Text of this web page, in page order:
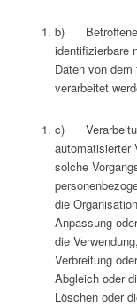
b) Betroffene
identifizierbare
Daten von dem
verarbeitet
c)
automatisierter
solche
die
Anpassung
die
Verbreitung
Abgleich oder
Löschen oder